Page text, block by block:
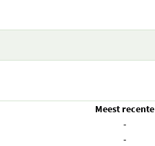
Meest recente
-
-